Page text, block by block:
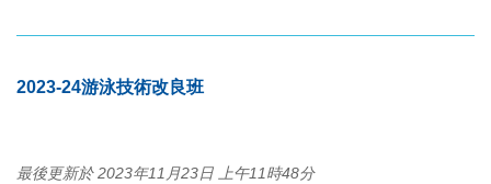
2023-24游泳技術改良班
最後更新於 2023年11月23日 上午11時48分